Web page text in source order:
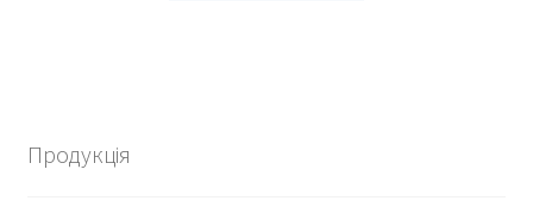
Продукція